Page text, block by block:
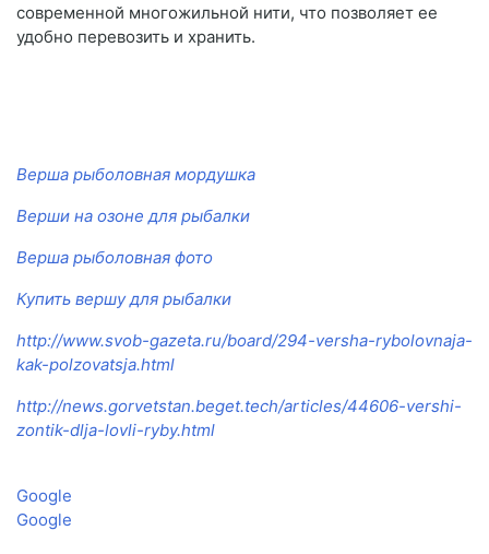
современной многожильной нити, что позволяет ее
удобно перевозить и хранить.
Верша рыболовная мордушка
Верши на озоне для рыбалки
Верша рыболовная фото
Купить вершу для рыбалки
http://www.svob-gazeta.ru/board/294-versha-rybolovnaja-
kak-polzovatsja.html
http://news.gorvetstan.beget.tech/articles/44606-vershi-
zontik-dlja-lovli-ryby.html
Google
Google